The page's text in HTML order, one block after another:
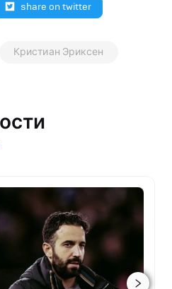
share on twitter
Кристиан Эриксен